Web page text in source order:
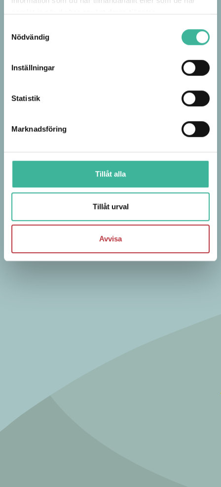
samlat in när du har använt deras tjänster.
Nödvändig
Inställningar
Statistik
Marknadsföring
Tillåt alla
Tillåt urval
Avvisa